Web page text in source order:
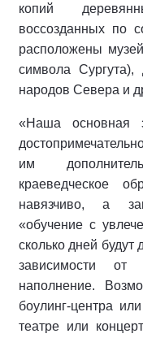
копий
воссозданных по
расположены
символа
народов Севера и
«Наша основная
им
краеведческое
навязчиво, а
«обучение с
сколько дней будут
зависимости
наполнение.
боулинг-центра
театре или